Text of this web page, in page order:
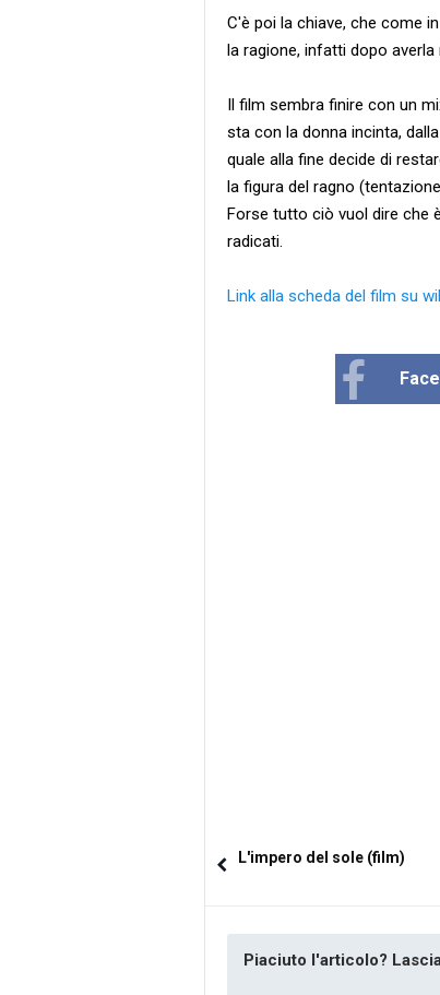
C'è poi la chiave, che come
la ragione, infatti dopo
Il film sembra finire con un
sta con la donna incinta,
quale alla fine decide di
la figura del ragno
Forse tutto ciò vuol dire che
radicati.
Link alla scheda del film su
L'impero del sole (film)
Piaciuto l'articolo?